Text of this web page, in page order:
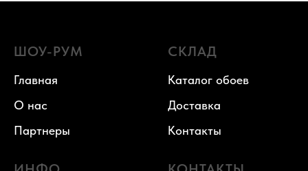
ШОУ-РУМ
Главная
О нас
Партнеры
СКЛАД
Каталог обоев
Доставка
Контакты